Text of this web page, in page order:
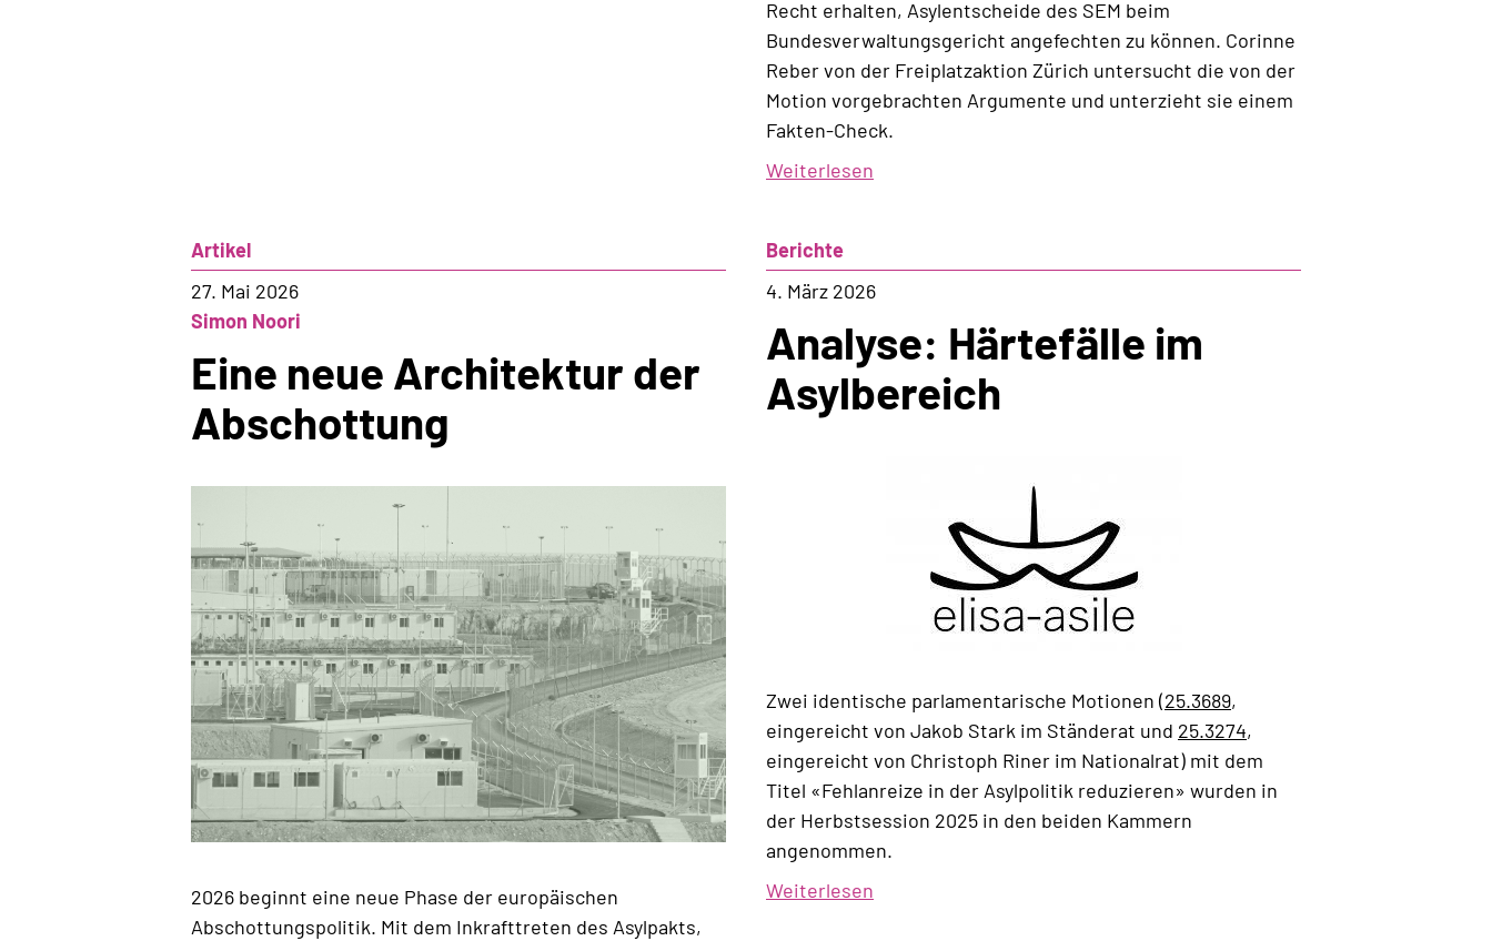
Recht erhalten, Asylentscheide des SEM beim
Bundesverwaltungsgericht angefechten zu können. Corinne
Reber von der Freiplatzaktion Zürich untersucht die von der
Motion vorgebrachten Argumente und unterzieht sie einem
Fakten-Check.
Weiterlesen
die
Kompetenzordnung
untergraben
will
Artikel
27. Mai 2026
Simon Noori
Eine neue Architektur der
Abschottung
2026 beginnt eine neue Phase der europäischen
Abschottungspolitik. Mit dem Inkrafttreten des Asylpakts,
Berichte
4. März 2026
Analyse: Härtefälle im
Asylbereich
Zwei identische parlamentarische Motionen (25.3689,
eingereicht von Jakob Stark im Ständerat und 25.3274,
eingereicht von Christoph Riner im Nationalrat) mit dem
Titel «Fehlanreize in der Asylpolitik reduzieren» wurden in
der Herbstsession 2025 in den beiden Kammern
angenommen.
Weiterlesen